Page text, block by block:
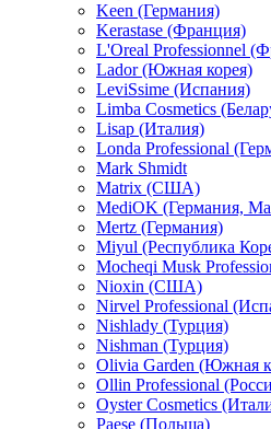
Keen (Германия)
Kerastase (Франция)
L'Oreal Professionnel
Lador (Южная корея)
LeviSsime (Испания)
Limba Cosmetics
Lisap (Италия)
Londa Professional
Mark Shmidt
Matrix (США)
MediOK (Германия,
Mertz (Германия)
Miyul (Республика
Mocheqi Musk
Nioxin (США)
Nirvel Professional
Nishlady (Турция)
Nishman (Турция)
Olivia Garden (Южная
Ollin Professional
Oyster Cosmetics
Paese (Польша)